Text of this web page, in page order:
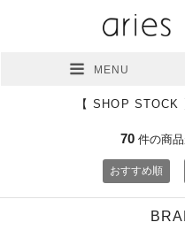
MENU
【 SHOP STOCK
70 件の商
おすすめ順